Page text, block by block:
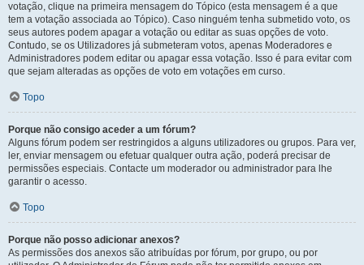
votação, clique na primeira mensagem do Tópico (esta mensagem é a que
tem a votação associada ao Tópico). Caso ninguém tenha submetido voto, os
seus autores podem apagar a votação ou editar as suas opções de voto.
Contudo, se os Utilizadores já submeteram votos, apenas Moderadores e
Administradores podem editar ou apagar essa votação. Isso é para evitar com
que sejam alteradas as opções de voto em votações em curso.
Topo
Porque não consigo aceder a um fórum?
Alguns fórum podem ser restringidos a alguns utilizadores ou grupos. Para ver,
ler, enviar mensagem ou efetuar qualquer outra ação, poderá precisar de
permissões especiais. Contacte um moderador ou administrador para lhe
garantir o acesso.
Topo
Porque não posso adicionar anexos?
As permissões dos anexos são atribuídas por fórum, por grupo, ou por